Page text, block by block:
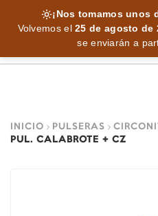
¡Nos tomamos unos
Volvemos el25 de agosto de
se enviarán a
INICIO PULSERAS
PUL. CALABROTE + CZ